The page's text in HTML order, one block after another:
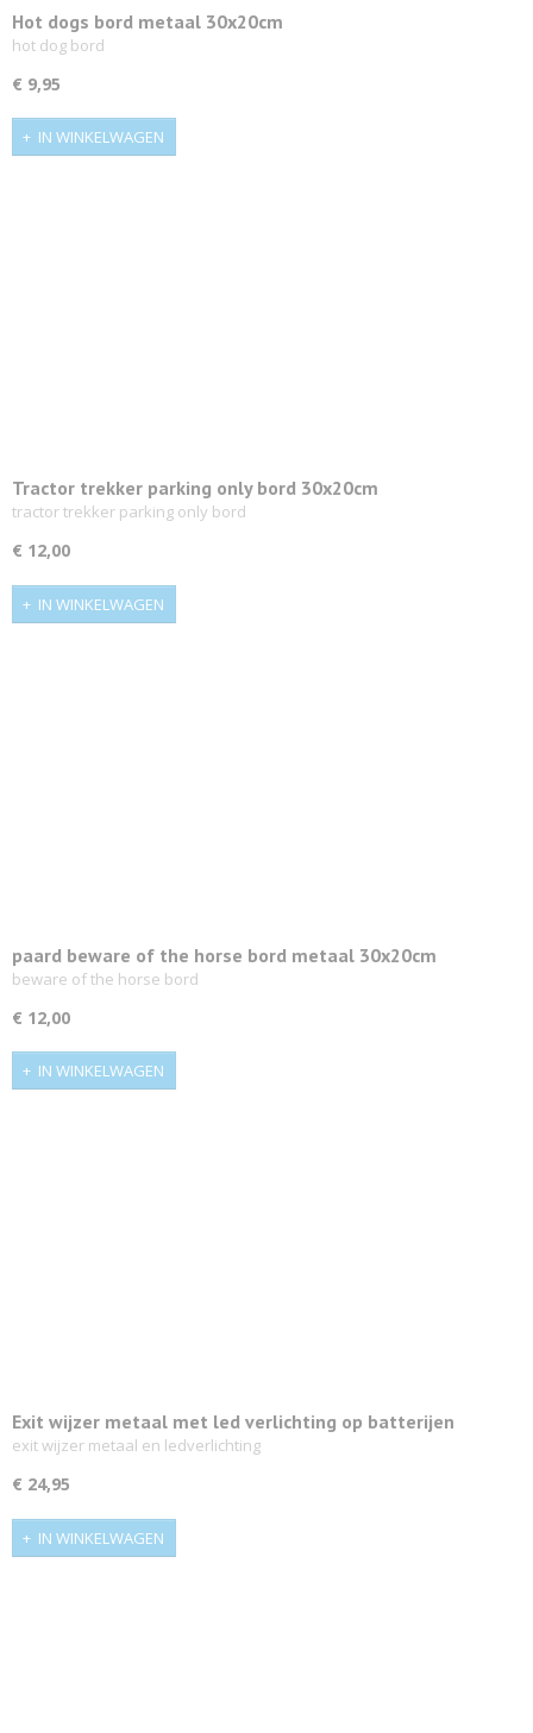
Hot dogs bord metaal 30x20cm
hot dog bord
€ 9,95
IN WINKELWAGEN
Tractor trekker parking only bord 30x20cm
tractor trekker parking only bord
€ 12,00
IN WINKELWAGEN
paard beware of the horse bord metaal 30x20cm
beware of the horse bord
€ 12,00
IN WINKELWAGEN
Exit wijzer metaal met led verlichting op batterijen
exit wijzer metaal en ledverlichting
€ 24,95
IN WINKELWAGEN